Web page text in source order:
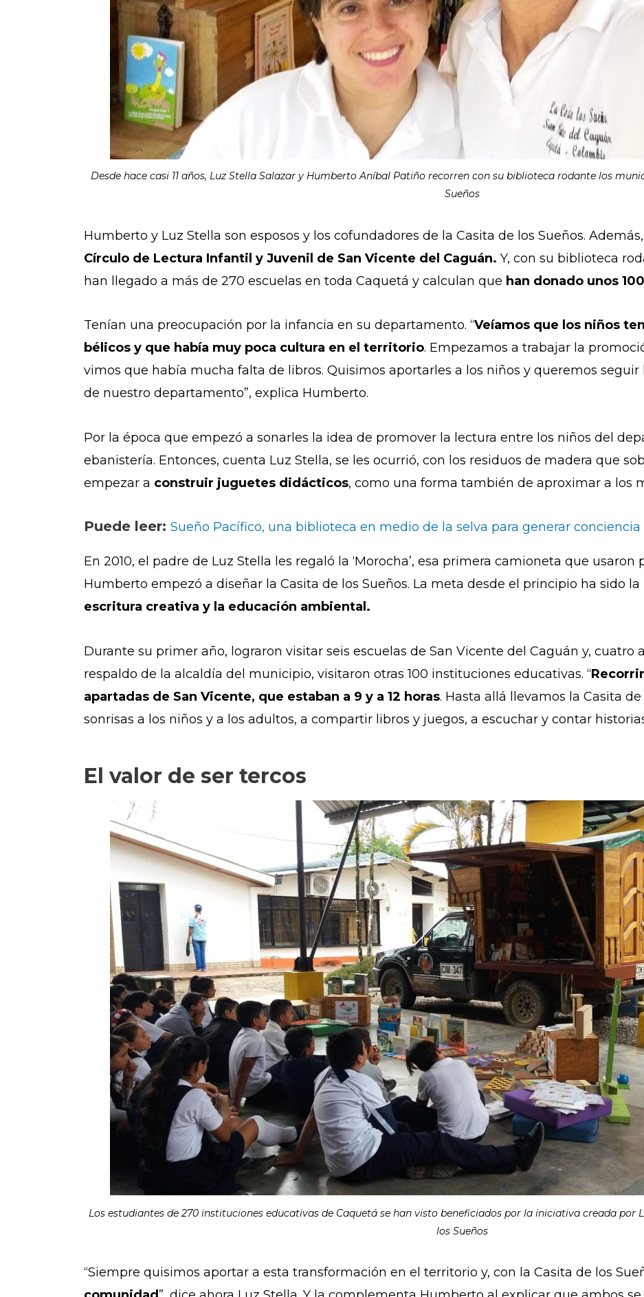
Desde hace casi 11 años, Luz Stella Salazar y Humberto Aníbal Patiño recorren con su biblioteca rodante los
Sueños
Humberto y Luz Stella son esposos y los cofundadores de la Casita de los Sueños.
Círculo de Lectura Infantil y Juvenil de San Vicente del Caguán. Y, con su biblioteca
han llegado a más de 270 escuelas en toda Caquetá y calculan que han donado unos
Tenían una preocupación por la infancia en su departamento. “Veíamos que los niños
bélicos y que había muy poca cultura en el territorio. Empezamos a trabajar la
vimos que había mucha falta de libros. Quisimos aportarles a los niños y queremos
de nuestro departamento”, explica Humberto.
Por la época que empezó a sonarles la idea de promover la lectura entre los niños del
ebanistería. Entonces, cuenta Luz Stella, se les ocurrió, con los residuos de madera que
empezar a construir juguetes didácticos, como una forma también de aproximar a los
Puede leer: Sueño Pacífico, una biblioteca en medio de la selva para generar conciencia
En 2010, el padre de Luz Stella les regaló la ‘Morocha’, esa primera camioneta que
Humberto empezó a diseñar la Casita de los Sueños. La meta desde el principio ha sido la
escritura creativa y la educación ambiental.
Durante su primer año, lograron visitar seis escuelas de San Vicente del Caguán y, cuatro
respaldo de la alcaldía del municipio, visitaron otras 100 instituciones educativas. “
apartadas de San Vicente, que estaban a 9 y a 12 horas. Hasta allá llevamos la Casita
sonrisas a los niños y a los adultos, a compartir libros y juegos, a escuchar y contar
El valor de ser tercos
Los estudiantes de 270 instituciones educativas de Caquetá se han visto beneficiados por la iniciativa creada por
los Sueños
“Siempre quisimos aportar a esta transformación en el territorio y, con la Casita de los